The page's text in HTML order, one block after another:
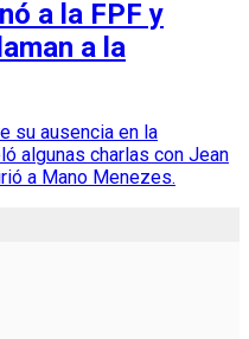
a la FPF y
a la
su ausencia en la
algunas charlas con Jean
a Mano Menezes.